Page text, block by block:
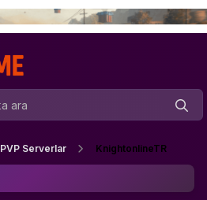
PVP Serverlar KnightonlineTR